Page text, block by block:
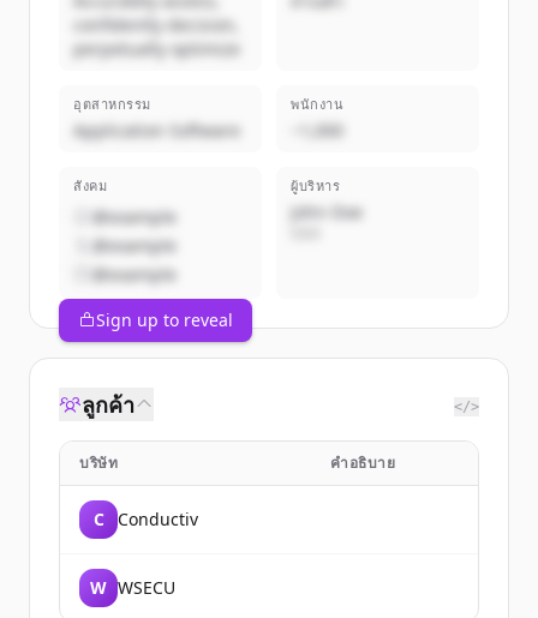
confidently decision,
perpetually optimize
อุตสาหกรรม
Application Software
พนักงาน
~1,000
สังคม
@example
@example
@example
ผู้บริหาร
John Doe
Sign up to reveal
ลูกค้า </>
บริษัท คำอธิบาย
C Conductiv
W WSECU